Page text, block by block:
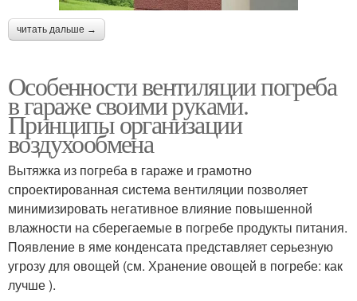
читать дальше →
Особенности вентиляции погреба
в гараже своими руками.
Принципы организации
воздухообмена
Вытяжка из погреба в гараже и грамотно
спроектированная система вентиляции позволяет
минимизировать негативное влияние повышенной
влажности на сберегаемые в погребе продукты питания.
Появление в яме конденсата представляет серьезную
угрозу для овощей (см. Хранение овощей в погребе: как
лучше ).